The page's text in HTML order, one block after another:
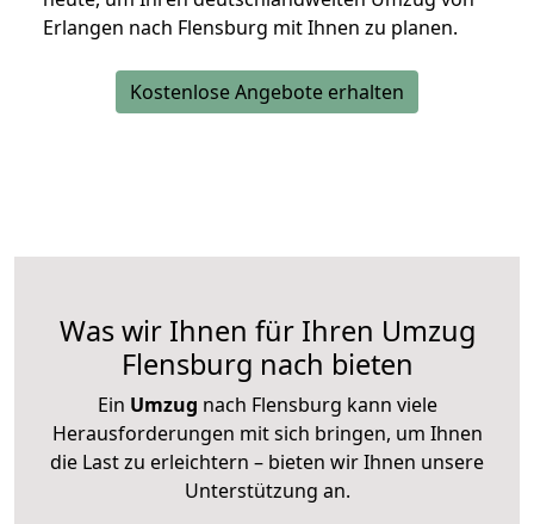
Erlangen nach Flensburg mit Ihnen zu planen.
Kostenlose Angebote erhalten
Was wir Ihnen für Ihren Umzug
Flensburg nach bieten
Ein Umzug nach Flensburg kann viele
Herausforderungen mit sich bringen, um Ihnen
die Last zu erleichtern – bieten wir Ihnen unsere
Unterstützung an.